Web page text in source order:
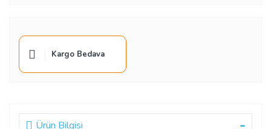
Kargo Bedava
Ürün Bilgisi